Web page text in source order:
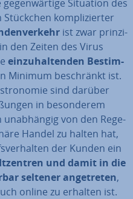
Situation des
kom­pli­zier­ter
ist zwar prin­zi­
den Zeiten des Virus
ein­zu­hal­ten­den Be­stim­
Minimum be­schränkt ist.
sind darüber
in be­son­de­rem
von den Re­ge­
Handel zu halten hat,
der Kunden ein
und damit in die
seltener an­ge­tre­ten,
online zu erhalten ist.